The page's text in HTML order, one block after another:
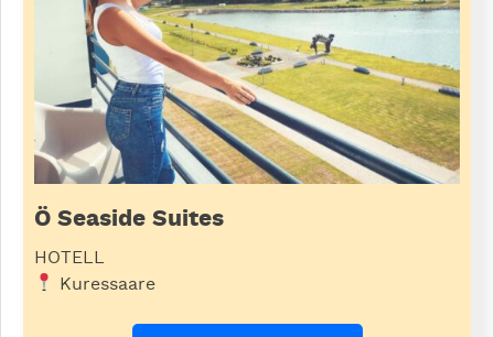
Ö Seaside Suites
HOTELL
Kuressaare